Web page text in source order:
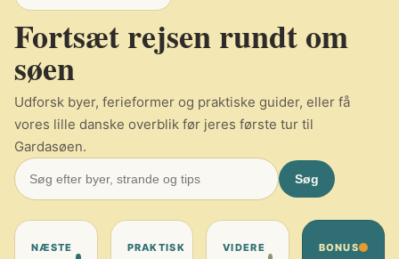
Fortsæt rejsen rundt om
søen
Udforsk byer, ferieformer og praktiske guider, eller få
vores lille danske overblik før jeres første tur til
Gardasøen.
Søg
NÆSTE
PRAKTISK
VIDERE
BONUS